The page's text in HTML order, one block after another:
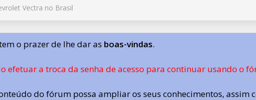
Vectra no Brasil
o prazer de lhe dar as boas-vindas.
efetuar a troca da senha de acesso para continuar usando o
do fórum possa ampliar os seus conhecimentos, assim